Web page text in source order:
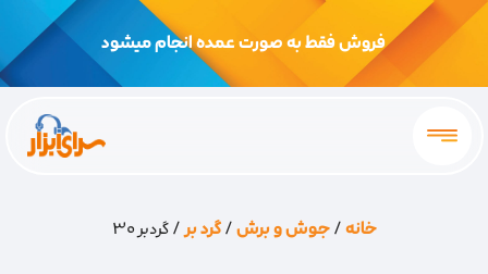
فروش فقط به صورت عمده انجام میشود
خانه/جوش و برش/گرد بر/ گردبر 30